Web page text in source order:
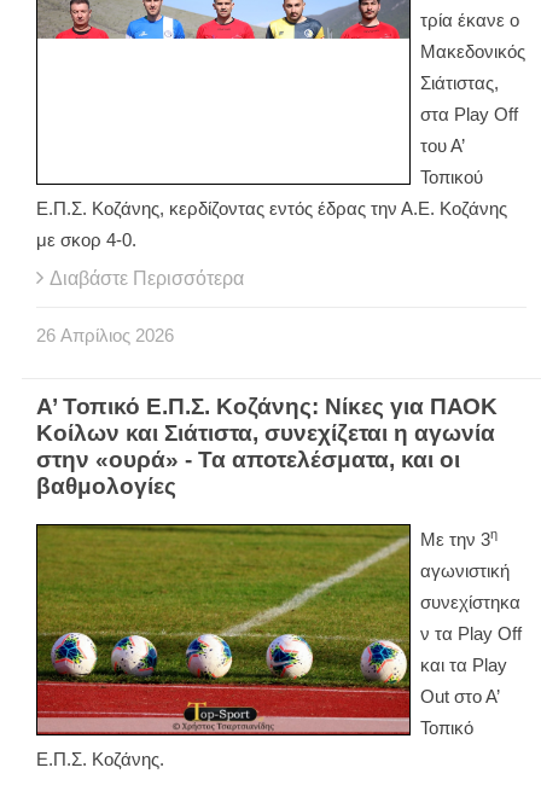
τρία έκανε ο
Μακεδονικός
Σιάτιστας,
στα Play Off
του Α’
Τοπικού
Ε.Π.Σ. Κοζάνης, κερδίζοντας εντός έδρας την Α.Ε. Κοζάνης
με σκορ 4-0.
Διαβάστε Περισσότερα
26 Απρίλιος 2026
Α’ Τοπικό Ε.Π.Σ. Κοζάνης: Νίκες για ΠΑΟΚ
Κοίλων και Σιάτιστα, συνεχίζεται η αγωνία
στην «ουρά» - Τα αποτελέσματα, και οι
βαθμολογίες
Με την 3η
αγωνιστική
συνεχίστηκα
ν τα Play Off
και τα Play
Out στο Α’
Τοπικό
Ε.Π.Σ. Κοζάνης.